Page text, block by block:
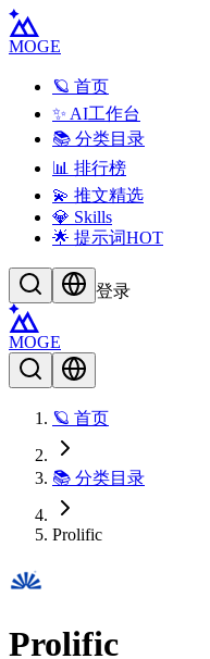
MOGE
🪐 首页
✨ AI工作台
📚 分类目录
📊 排行榜
💫 推文精选
💎 Skills
🌟 提示词HOT
登录
MOGE
🪐 首页
📚 分类目录
Prolific
Prolific